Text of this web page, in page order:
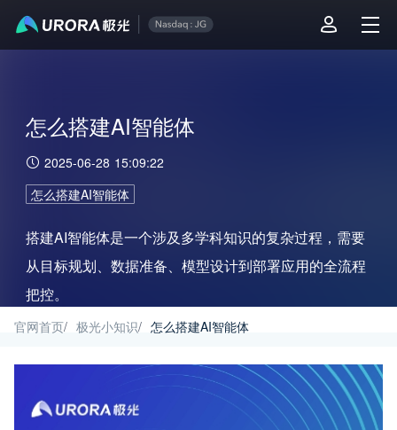
怎么搭建AI智能体
2025-06-28 15:09:22
怎么搭建AI智能体
搭建AI智能体是一个涉及多学科知识的复杂过程，需要
从目标规划、数据准备、模型设计到部署应用的全流程
把控。
官网首页/ 极光小知识/ 怎么搭建AI智能体